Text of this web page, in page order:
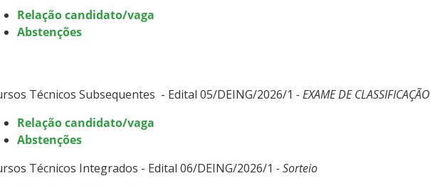
Relação candidato/vaga
Abstenções
Técnicos Subsequentes - Edital 05/DEING/2026/1 - EXAME DE CLASSIFICAÇÃO
Relação candidato/vaga
Abstenções
Técnicos Integrados - Edital 06/DEING/2026/1 - Sorteio